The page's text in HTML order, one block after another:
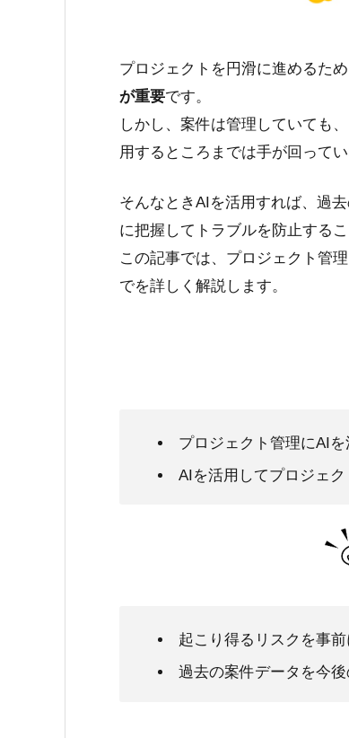
プロジェクトを円滑に進めるため
が重要です。
しかし、案件は管理していても
用するところまでは手が回って
そんなときAIを活用すれば、過
に把握してトラブルを防止するこ
この記事では、プロジェクト管
でを詳しく解説します。
プロジェクト管理にAI
AIを活用してプロジェ
起こり得るリスクを事
過去の案件データを今